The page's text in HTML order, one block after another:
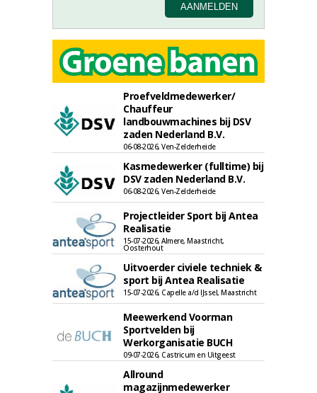
Proefveldmedewerker/
Chauffeur
landbouwmachines bij DSV
zaden Nederland B.V.
06-08-2026, Ven-Zelderheide
Kasmedewerker (fulltime) bij
DSV zaden Nederland B.V.
06-08-2026, Ven-Zelderheide
Projectleider Sport bij Antea
Realisatie
15-07-2026, Almere, Maastricht,
Oosterhout
Uitvoerder civiele techniek &
sport bij Antea Realisatie
15-07-2026, Capelle a/d IJssel, Maastricht
Meewerkend Voorman
Sportvelden bij
Werkorganisatie BUCH
09-07-2026, Castricum en Uitgeest
Allround
magazijnmedewerker